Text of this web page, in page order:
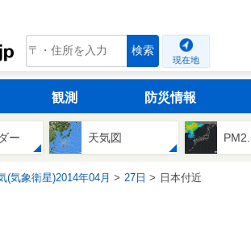
tenki.jp 検索
現在地
観測 防災情報
ー 天気図
(気象衛星)2014年04月 27日 日本付近